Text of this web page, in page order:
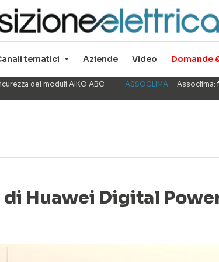
tematici Aziende Video Domande
dei moduli AIKO ABC ASSOCLIMA Assoclima:
Huawei Digital